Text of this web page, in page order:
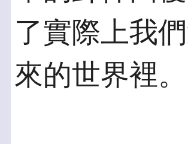
了實際上我
來的世界裡。